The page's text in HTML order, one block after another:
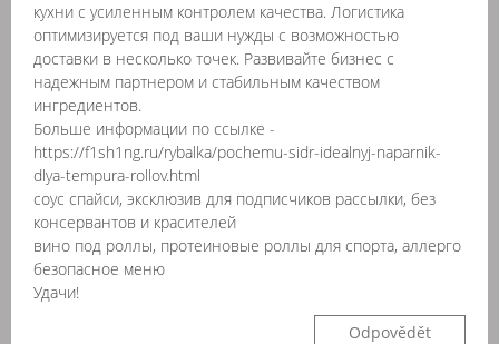
кухни с усиленным контролем качества. Логистика
оптимизируется под ваши нужды с возможностью
доставки в несколько точек. Развивайте бизнес с
надежным партнером и стабильным качеством
ингредиентов.
Больше информации по ссылке -
https://f1sh1ng.ru/rybalka/pochemu-sidr-idealnyj-naparnik-
dlya-tempura-rollov.html
соус спайси, эксклюзив для подписчиков рассылки, без
консервантов и красителей
вино под роллы, протеиновые роллы для спорта, аллерго
безопасное меню
Удачи!
Odpovědět